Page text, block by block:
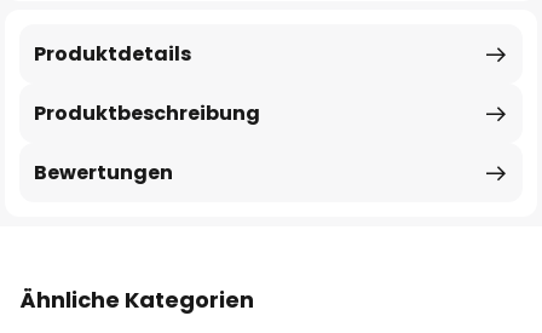
Produktbeschreibung
Produktdetails
Bewertungen
Ähnliche Kategorien